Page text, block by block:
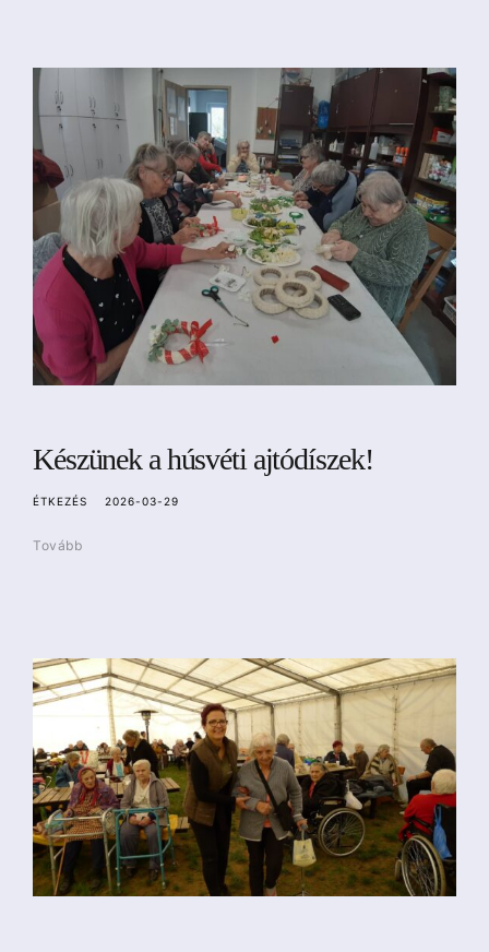
Készünek a húsvéti ajtódíszek!
ÉTKEZÉS 2026-03-29
Tovább